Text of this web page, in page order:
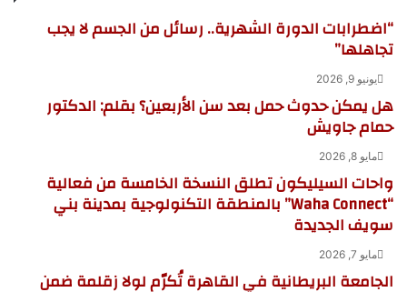
“اضطرابات الدورة الشهرية.. رسائل من الجسم لا يجب
تجاهلها”
يونيو 9, 2026
هل يمكن حدوث حمل بعد سن الأربعين؟ بقلم: الدكتور
حمام جاويش
مايو 8, 2026
واحات السيليكون تطلق النسخة الخامسة من فعالية
“Waha Connect” بالمنطقة التكنولوجية بمدينة بني
سويف الجديدة
مايو 7, 2026
الجامعة البريطانية في القاهرة تُكرّم لولا زقلمة ضمن